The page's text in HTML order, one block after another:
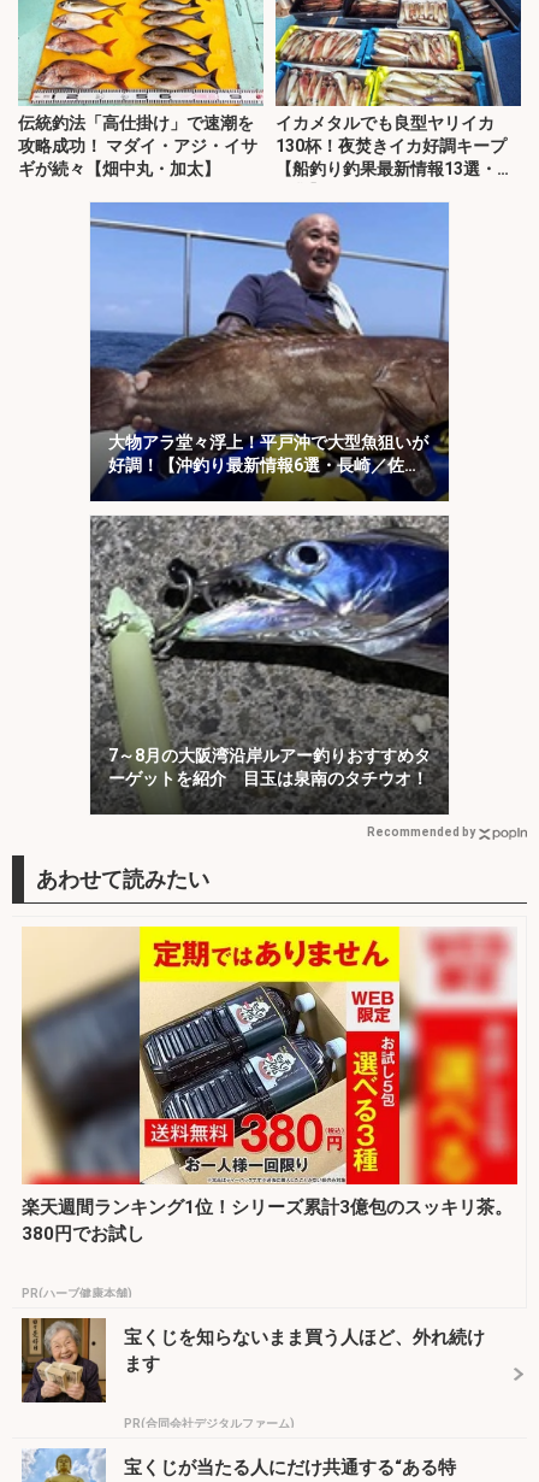
伝統釣法「高仕掛け」で速潮を
攻略成功！ マダイ・アジ・イサ
ギが続々【畑中丸・加太】
イカメタルでも良型ヤリイカ
130杯！夜焚きイカ好調キープ
【船釣り釣果最新情報13選・玄
大物アラ堂々浮上！平戸沖で大型魚狙いが
好調！【沖釣り最新情報6選・長崎／佐
7～8月の大阪湾沿岸ルアー釣りおすすめタ
ーゲットを紹介 目玉は泉南のタチウオ！
Recommended by
楽天週間ランキング1位！シリーズ累計3億包のスッキリ茶。
380円でお試し
PR(ハーブ健康本舗)
宝くじを知らないまま買う人ほど、外れ続け
ます
PR(合同会社デジタルファーム)
宝くじが当たる人にだけ共通する“ある特